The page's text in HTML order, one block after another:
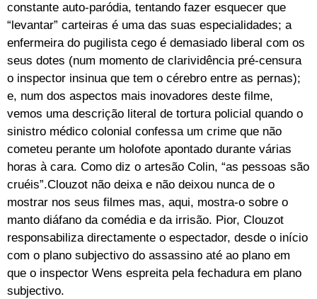
constante auto-paródia, tentando fazer esquecer que
“levantar” carteiras é uma das suas especialidades; a
enfermeira do pugilista cego é demasiado liberal com os
seus dotes (num momento de clarividência pré-censura
o inspector insinua que tem o cérebro entre as pernas);
e, num dos aspectos mais inovadores deste filme,
vemos uma descrição literal de tortura policial quando o
sinistro médico colonial confessa um crime que não
cometeu perante um holofote apontado durante várias
horas à cara. Como diz o artesão Colin, “as pessoas são
cruéis”.Clouzot não deixa e não deixou nunca de o
mostrar nos seus filmes mas, aqui, mostra-o sobre o
manto diáfano da comédia e da irrisão. Pior, Clouzot
responsabiliza directamente o espectador, desde o início
com o plano subjectivo do assassino até ao plano em
que o inspector Wens espreita pela fechadura em plano
subjectivo.